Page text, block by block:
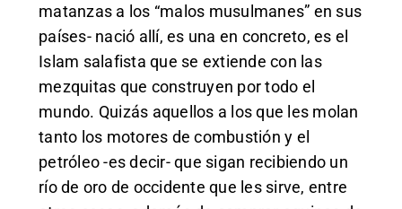
matanzas a los “malos musulmanes” en sus
países- nació allí, es una en concreto, es el
Islam salafista que se extiende con las
mezquitas que construyen por todo el
mundo. Quizás aquellos a los que les molan
tanto los motores de combustión y el
petróleo -es decir- que sigan recibiendo un
río de oro de occidente que les sirve, entre